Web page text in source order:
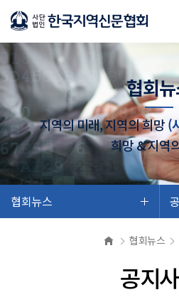
협회
지역의 미래, 지역의 희망(
희망 & 지역
협회뉴스
협회뉴스
공지